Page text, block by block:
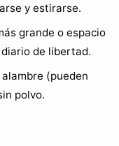
y estirarse.
grande o espacio
de libertad.
(pueden
polvo.